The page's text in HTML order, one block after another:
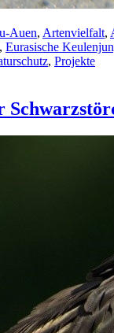
Auen, Artenvielfalt,
, Eurasische
, Projekte